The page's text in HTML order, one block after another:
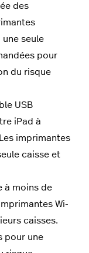
des
une seule
pour
du risque
USB
iPad à
imprimantes
caisse et
à moins de
Wi-
caisses.
pour une